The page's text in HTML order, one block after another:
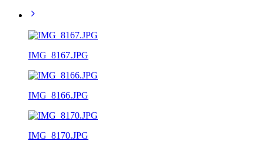
IMG_8167.JPG
IMG_8166.JPG
IMG_8170.JPG